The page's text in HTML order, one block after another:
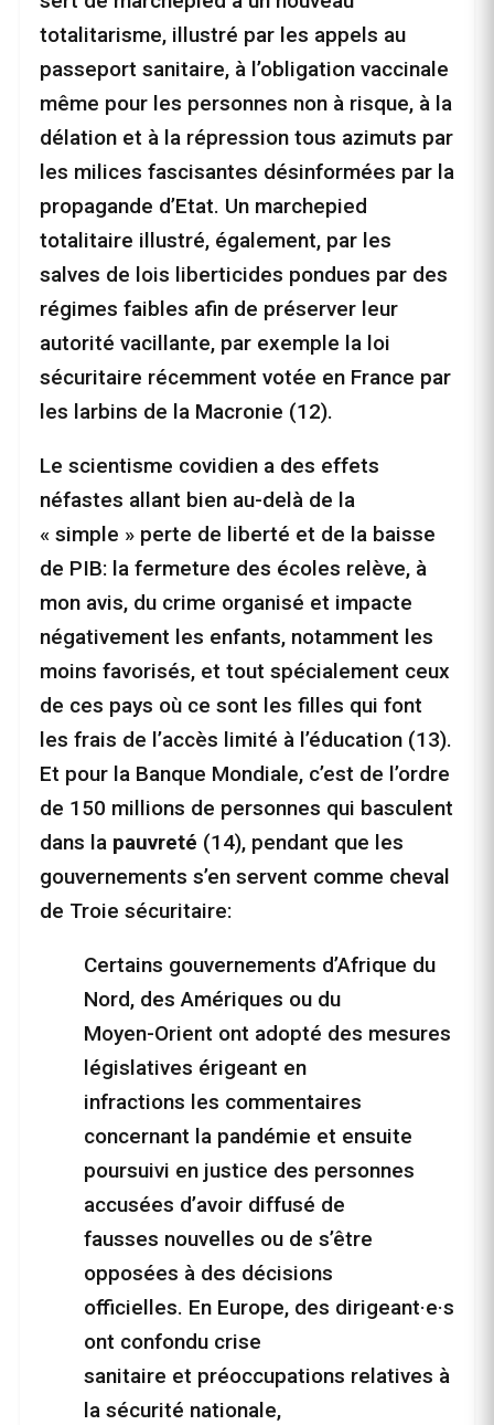
totalitarisme, illustré par les appels au
passeport sanitaire, à l’obligation vaccinale
même pour les personnes non à risque, à la
délation et à la répression tous azimuts par
les milices fascisantes désinformées par la
propagande d’Etat. Un marchepied
totalitaire illustré, également, par les
salves de lois liberticides pondues par des
régimes faibles afin de préserver leur
autorité vacillante, par exemple la loi
sécuritaire récemment votée en France par
les larbins de la Macronie (12).
Le scientisme covidien a des effets
néfastes allant bien au-delà de la
« simple » perte de liberté et de la baisse
de PIB: la fermeture des écoles relève, à
mon avis, du crime organisé et impacte
négativement les enfants, notamment les
moins favorisés, et tout spécialement ceux
de ces pays où ce sont les filles qui font
les frais de l’accès limité à l’éducation (13).
Et pour la Banque Mondiale, c’est de l’ordre
de 150 millions de personnes qui basculent
dans la pauvreté (14), pendant que les
gouvernements s’en servent comme cheval
de Troie sécuritaire:
Certains gouvernements d’Afrique du
Nord, des Amériques ou du
Moyen-Orient ont adopté des mesures
législatives érigeant en
infractions les commentaires
concernant la pandémie et ensuite
poursuivi en justice des personnes
accusées d’avoir diffusé de
fausses nouvelles ou de s’être
opposées à des décisions
officielles. En Europe, des dirigeant·e·s
ont confondu crise
sanitaire et préoccupations relatives à
la sécurité nationale,